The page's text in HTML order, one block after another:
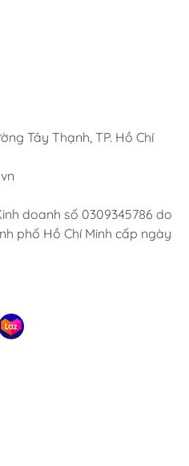
Tây Thạnh, TP. Hồ Chí
doanh số 0309345786 do
phố Hồ Chí Minh cấp ngày